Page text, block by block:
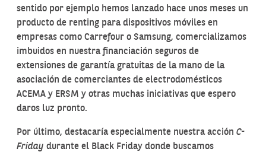
sentido por ejemplo hemos lanzado hace unos meses un
producto de renting para dispositivos móviles en
empresas como Carrefour o Samsung, comercializamos
imbuidos en nuestra financiación seguros de
extensiones de garantía gratuitas de la mano de la
asociación de comerciantes de electrodomésticos
ACEMA y ERSM y otras muchas iniciativas que espero
daros luz pronto.
Por último, destacaría especialmente nuestra acción C-
Friday durante el Black Friday donde buscamos